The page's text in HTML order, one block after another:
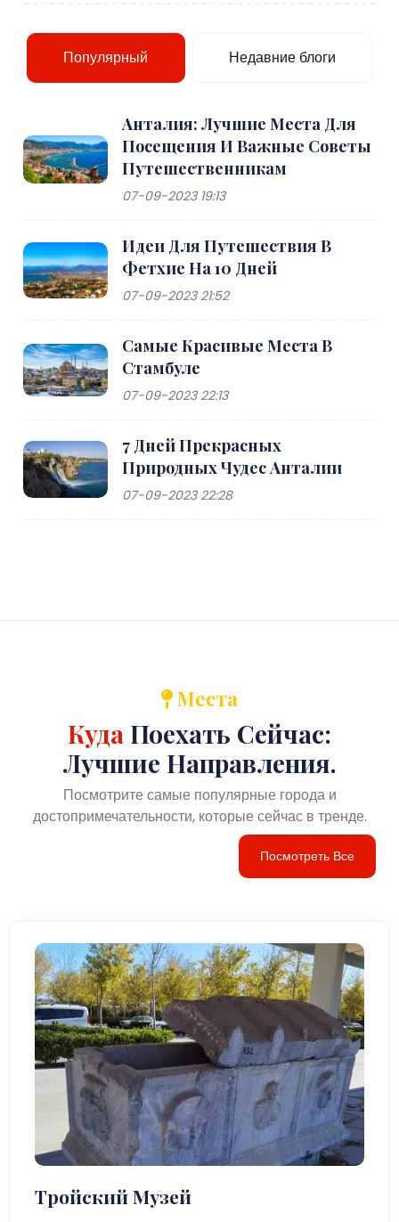
Популярный Недавние блоги
Анталия: Лучшие Места Для
Посещения И Важные Советы
Путешественникам
07-09-2023 19:13
Идеи Для Путешествия В
Фетхие На 10 Дней
07-09-2023 21:52
Самые Красивые Места В
Стамбуле
07-09-2023 22:13
7 Дней Прекрасных
Природных Чудес Анталии
07-09-2023 22:28
Места
Куда Поехать Сейчас:
Лучшие Направления.
Посмотрите самые популярные города и
достопримечательности, которые сейчас в тренде.
Посмотреть Все
Тройский Музей